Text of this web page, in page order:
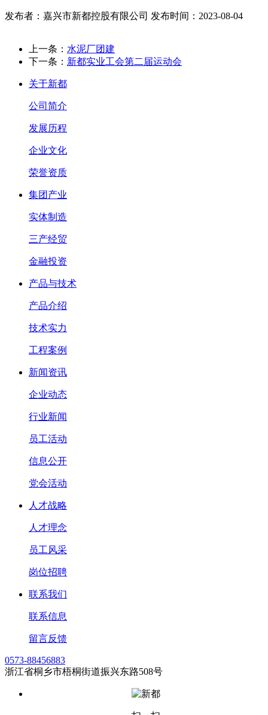
发布者：嘉兴市新都控股有限公司 发布时间：2023-08-04
上一条： 水泥厂团建
下一条： 新都实业工会第二届运动会
关于新都
公司简介
发展历程
企业文化
荣誉资质
集团产业
实体制造
三产经贸
金融投资
产品与技术
产品介绍
技术实力
工程案例
新闻资讯
企业动态
行业新闻
员工活动
信息公开
党会活动
人才战略
人才理念
员工风采
岗位招聘
联系我们
联系信息
留言反馈
0573-88456883
浙江省桐乡市梧桐街道振兴东路508号